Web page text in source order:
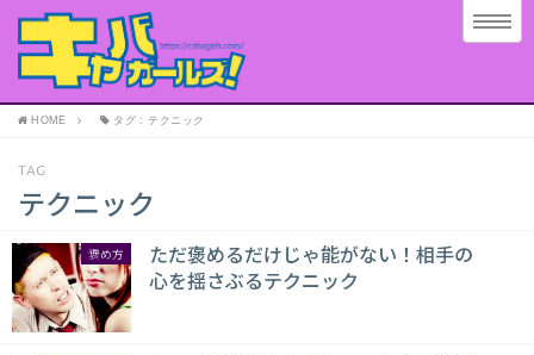
HOME タグ : テクニック
TAG
テクニック
褒め方
ただ褒めるだけじゃ能がない！相手の
心を揺さぶるテクニック